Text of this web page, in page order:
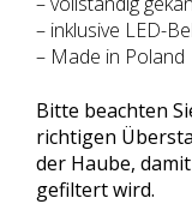
– inklusive LED-
– Made in Poland
Bitte beachten
richtigen
der Haube,
gefiltert wird.